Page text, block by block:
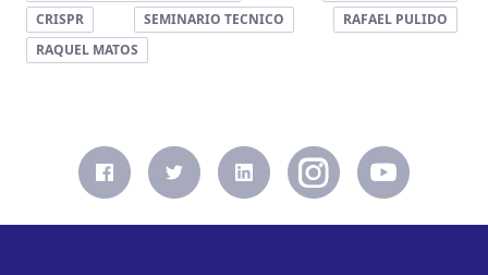
CRISPR
SEMINARIO TECNICO
RAFAEL PULIDO
RAQUEL MATOS